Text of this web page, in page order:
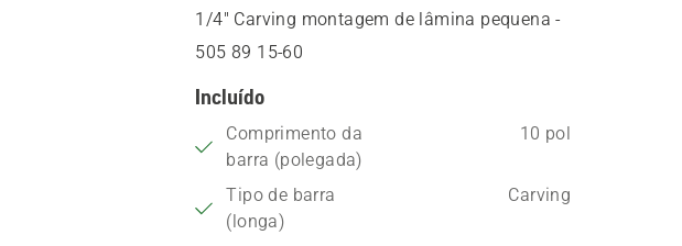
1/4" Carving montagem de lâmina pequena -
505 89 15‑60
Incluído
Comprimento da
barra (polegada)
10 pol
Tipo de barra
(longa)
Carving